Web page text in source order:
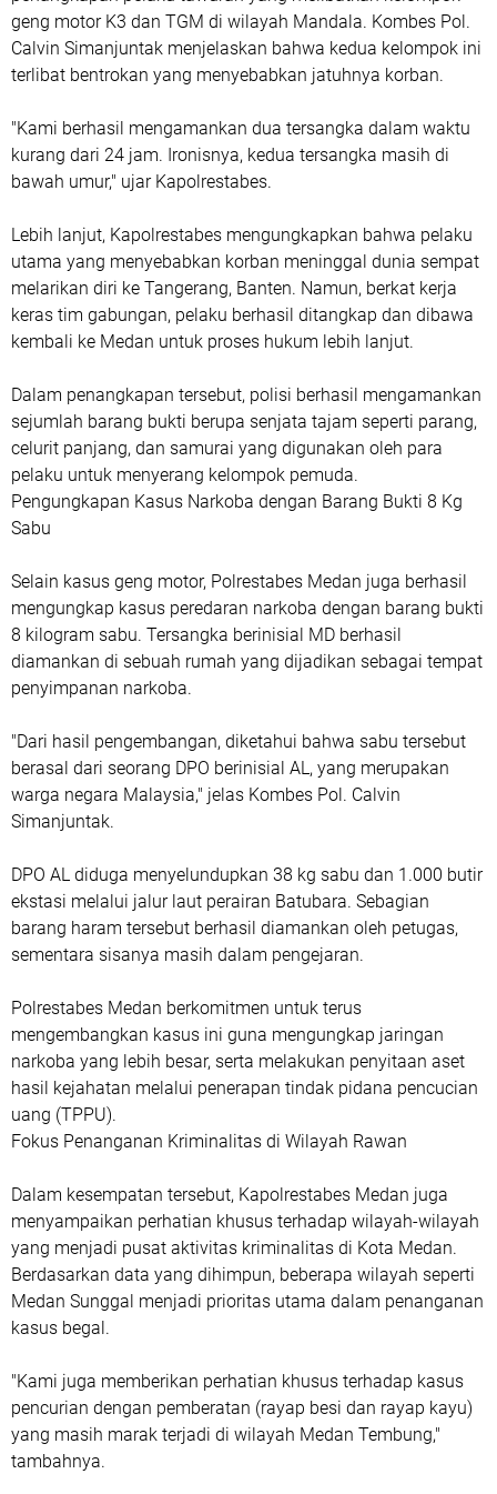
geng motor K3 dan TGM di wilayah Mandala. Kombes Pol.
Calvin Simanjuntak menjelaskan bahwa kedua kelompok ini
terlibat bentrokan yang menyebabkan jatuhnya korban.
"Kami berhasil mengamankan dua tersangka dalam waktu
kurang dari 24 jam. Ironisnya, kedua tersangka masih di
bawah umur," ujar Kapolrestabes.
Lebih lanjut, Kapolrestabes mengungkapkan bahwa pelaku
utama yang menyebabkan korban meninggal dunia sempat
melarikan diri ke Tangerang, Banten. Namun, berkat kerja
keras tim gabungan, pelaku berhasil ditangkap dan dibawa
kembali ke Medan untuk proses hukum lebih lanjut.
Dalam penangkapan tersebut, polisi berhasil mengamankan
sejumlah barang bukti berupa senjata tajam seperti parang,
celurit panjang, dan samurai yang digunakan oleh para
pelaku untuk menyerang kelompok pemuda.
Pengungkapan Kasus Narkoba dengan Barang Bukti 8 Kg
Sabu
Selain kasus geng motor, Polrestabes Medan juga berhasil
mengungkap kasus peredaran narkoba dengan barang bukti
8 kilogram sabu. Tersangka berinisial MD berhasil
diamankan di sebuah rumah yang dijadikan sebagai tempat
penyimpanan narkoba.
"Dari hasil pengembangan, diketahui bahwa sabu tersebut
berasal dari seorang DPO berinisial AL, yang merupakan
warga negara Malaysia," jelas Kombes Pol. Calvin
Simanjuntak.
DPO AL diduga menyelundupkan 38 kg sabu dan 1.000 butir
ekstasi melalui jalur laut perairan Batubara. Sebagian
barang haram tersebut berhasil diamankan oleh petugas,
sementara sisanya masih dalam pengejaran.
Polrestabes Medan berkomitmen untuk terus
mengembangkan kasus ini guna mengungkap jaringan
narkoba yang lebih besar, serta melakukan penyitaan aset
hasil kejahatan melalui penerapan tindak pidana pencucian
uang (TPPU).
Fokus Penanganan Kriminalitas di Wilayah Rawan
Dalam kesempatan tersebut, Kapolrestabes Medan juga
menyampaikan perhatian khusus terhadap wilayah-wilayah
yang menjadi pusat aktivitas kriminalitas di Kota Medan.
Berdasarkan data yang dihimpun, beberapa wilayah seperti
Medan Sunggal menjadi prioritas utama dalam penanganan
kasus begal.
"Kami juga memberikan perhatian khusus terhadap kasus
pencurian dengan pemberatan (rayap besi dan rayap kayu)
yang masih marak terjadi di wilayah Medan Tembung,"
tambahnya.